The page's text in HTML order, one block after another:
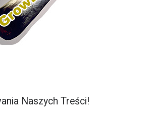
Naszych Treści!